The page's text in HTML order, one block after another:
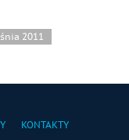
2011
KONTAKTY